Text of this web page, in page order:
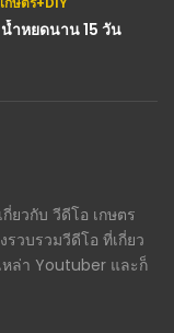
ำหยดนาน 15 วัน
ยวกับ วีดีโอ เกษตร
วบรวมวีดีโอ ที่เกี่ยว
หล่า Youtuber และก็